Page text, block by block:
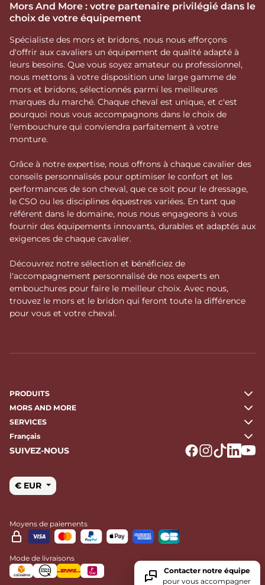
Mors And More : votre partenaire privilégié dans le
choix de votre équipement
Spécialiste des mors et bridons, nous nous efforçons
d'offrir aux cavaliers un équipement de qualité adapté à
leurs besoins. Que vous soyez amateur ou professionnel,
nous mettons à votre disposition une large gamme de
mors et bridons, sélectionnés parmi les meilleures
marques du marché. Chaque cheval est unique, et c'est
pourquoi nous vous accompagnons dans le choix de
l'embouchure qui conviendra parfaitement à votre
monture.
Grâce à notre expertise, nous offrons à chaque cavalier des
conseils personnalisés pour optimiser le confort et les
performances de son cheval, que ce soit pour le dressage,
le CSO ou les disciplines équestres variées. En tant que
référent dans le domaine, nous nous engageons à vous
fournir des équipements innovants, durables et adaptés aux
exigences de chaque cavalier.
Découvrez notre sélection et bénéficiez de
l'accompagnement personnalisé de nos experts en
embouchures pour faire le meilleur choix. Avec nous,
trouvez le mors et le bridon qui feront toute la différence
pour vous et votre cheval.
PRODUITS
MORS AND MORE
SERVICES
Français
SUIVEZ-NOUS
€ EUR
Moyens de paiements
Mode de livraisons
Contacter notre équipe
pour vous accompagner